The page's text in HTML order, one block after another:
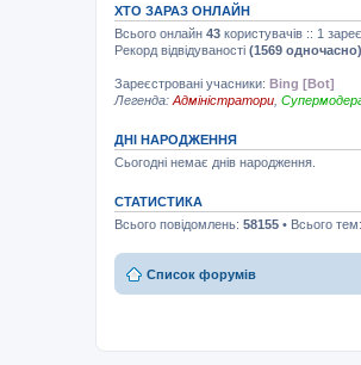
ХТО ЗАРАЗ ОНЛАЙН
Всього онлайн 43 користувачів :: 1
Рекорд відвідуваності (1569 одночасно)
Зареєстровані учасники: Bing [Bot]
Легенда: Адміністратори
ДНІ НАРОДЖЕННЯ
Сьогодні немає днів народження.
СТАТИСТИКА
Всього повідомлень: 58155 • Всього тем:
Список форумів